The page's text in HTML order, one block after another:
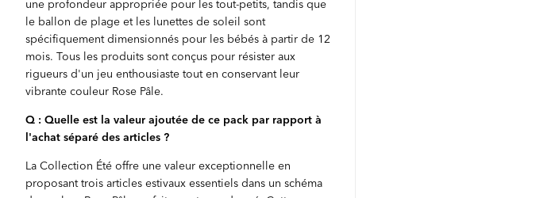
une profondeur appropriée pour les tout-petits, tandis que
le ballon de plage et les lunettes de soleil sont
spécifiquement dimensionnés pour les bébés à partir de 12
mois. Tous les produits sont conçus pour résister aux
rigueurs d'un jeu enthousiaste tout en conservant leur
vibrante couleur Rose Pâle.
Q : Quelle est la valeur ajoutée de ce pack par rapport à
l'achat séparé des articles ?
La Collection Été offre une valeur exceptionnelle en
proposant trois articles estivaux essentiels dans un schéma